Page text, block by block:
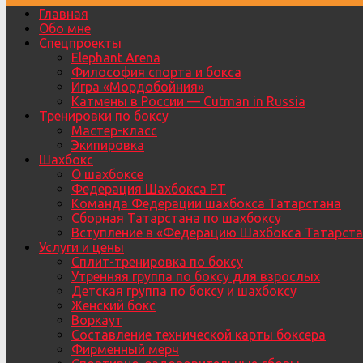
Главная
Обо мне
Спецпроекты
Elephant Arena
Философия спорта и бокса
Игра «Мордобойния»
Катмены в России — Cutman in Russia
Тренировки по боксу
Мастер-класс
Экипировка
Шахбокс
О шахбоксе
Федерация Шахбокса РТ
Команда Федерации шахбокса Татарстана
Сборная Татарстана по шахбоксу
Вступление в «Федерацию Шахбокса
Услуги и цены
Сплит-тренировка по боксу
Утренняя группа по боксу для взрослых
Детская группа по боксу и шахбоксу
Женский бокс
Воркаут
Составление технической карты боксера
Фирменный мерч